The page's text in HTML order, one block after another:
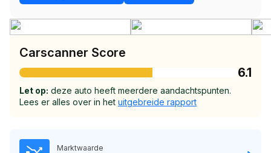
Carscanner Score
6.1
Let op: deze auto heeft meerdere aandachtspunten.
Lees er alles over in het uitgebreide rapport
Marktwaarde